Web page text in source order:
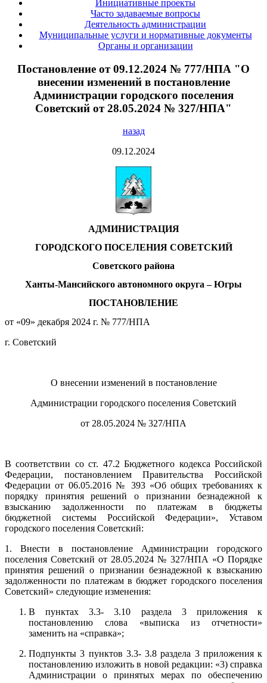
Инициативные проекты
Часто задаваемые вопросы
Деятельность администрации
Муниципальные услуги и нормативные документы
Органы и организации
Постановление от 09.12.2024 № 777/НПА "О
внесении изменений в постановление
Администрации городского поселения
Советский от 28.05.2024 № 327/НПА"
назад
09.12.2024
АДМИНИСТРАЦИЯ
ГОРОДСКОГО ПОСЕЛЕНИЯ СОВЕТСКИЙ
Советского района
Ханты-Мансийского автономного округа – Югры
ПОСТАНОВЛЕНИЕ
от «09» декабря 2024 г. № 777/НПА
г. Советский
О внесении изменений в постановление
Администрации городского поселения Советский
от 28.05.2024 № 327/НПА
В соответствии со ст. 47.2 Бюджетного кодекса Российской
Федерации, постановлением Правительства Российской
Федерации от 06.05.2016 № 393 «Об общих требованиях к
порядку принятия решений о признании безнадежной к
взысканию задолженности по платежам в бюджеты
бюджетной системы Российской Федерации», Уставом
городского поселения Советский:
1. Внести в постановление Администрации городского
поселения Советский от 28.05.2024 № 327/НПА «О Порядке
принятия решений о признании безнадежной к взысканию
задолженности по платежам в бюджет городского поселения
Советский» следующие изменения:
В пунктах 3.3- 3.10 раздела 3 приложения к
постановлению слова «выписка из отчетности»
заменить на «справка»;
Подпункты 3 пунктов 3.3- 3.8 раздела 3 приложения к
постановлению изложить в новой редакции: «3) справка
Администрации о принятых мерах по обеспечению